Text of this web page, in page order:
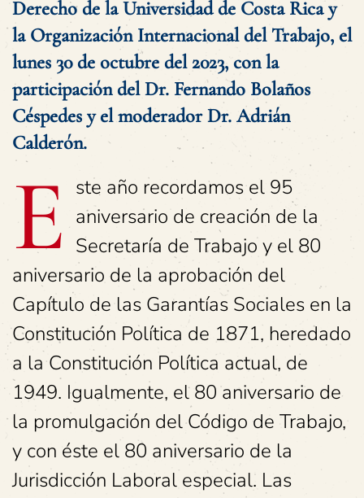
Derecho de la Universidad de Costa Rica y
la Organización Internacional del Trabajo, el
lunes 30 de octubre del 2023, con la
participación del Dr. Fernando Bolaños
Céspedes y el moderador Dr. Adrián
Calderón.
E ste año recordamos el 95
aniversario de creación de la
Secretaría de Trabajo y el 80
aniversario de la aprobación del
Capítulo de las Garantías Sociales en la
Constitución Política de 1871, heredado
a la Constitución Política actual, de
1949. Igualmente, el 80 aniversario de
la promulgación del Código de Trabajo,
y con éste el 80 aniversario de la
Jurisdicción Laboral especial. Las